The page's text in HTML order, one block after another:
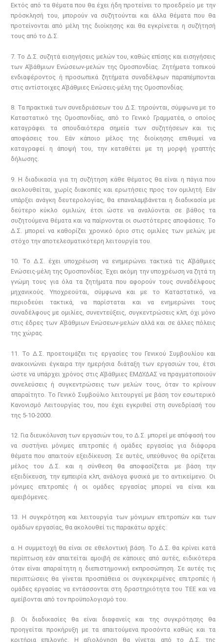
Εκτός από τα θέματα που θα έχει ήδη προτείνει το προεδρείο με την
πρόσκλησή του, μπορούν να συζητούνται και άλλα θέματα που θα
προτείνονται από μέλη της διοίκησης και θα εγκρίνεται η συζήτησή
τους από το Δ.Σ.
7. Το Δ.Σ. συζητά εισηγήσεις μελών του, καθώς επίσης και εισηγήσεις
των Α’βάθμιων Ενώσεων-μελών της Ομοσπονδίας. Ζητήματα τοπικού
ενδιαφέροντος ή προσωπικά ζητήματα συναδέλφων παραπέμπονται
στις αντίστοιχες Α’βάθμιες Ενώσεις-μέλη της Ομοσπονδίας.
8. Τα πρακτικά των συνεδριάσεων του Δ.Σ. τηρούνται, σύμφωνα με το
Καταστατικό της Ομοσπονδίας, από το Γενικό Γραμματέα, ο οποίος
καταγράφει τα σπουδαιότερα σημεία των συζητήσεων και τις
αποφάσεις του. Εάν κάποιο μέλος της διοίκησης επιθυμεί να
καταγραφεί η άποψή του, την καταθέτει με τη μορφή γραπτής
δήλωσης.
9. Η διαδικασία για τη συζήτηση κάθε θέματος θα είναι η πάγια που
ακολουθείται, χωρίς διακοπές και ερωτήσεις προς τον ομιλητή. Εάν
υπάρξει ανάγκη δευτερολογίας, θα επαναλαμβάνεται η διαδικασία με
δεύτερο κύκλο ομιλιών, έτσι ώστε να αναλύονται σε βάθος τα
συζητούμενα θέματα και να παίρνονται οι σωστότερες αποφάσεις. Το
Δ.Σ. μπορεί να καθορίζει χρονικό όριο στις ομιλίες των μελών, με
στόχο την αποτελεσματικότερη λειτουργία του.
10. Το Δ.Σ. έχει υποχρέωση να ενημερώνει τακτικά τις Α’βάθμιες
Ενώσεις-μέλη της Ομοσπονδίας. Έχει ακόμη την υποχρέωση να ζητά τη
γνώμη τους για όλα τα ζητήματα που αφορούν τους συναδέλφους
μηχανικούς. Υποχρεούται, σύμφωνα και με το Καταστατικό, να
περιοδεύει τακτικά, να παρίσταται και να ενημερώνει τους
συναδέλφους με ομιλίες, συνεντεύξεις, συγκεντρώσεις κλπ, όχι μόνο
στις έδρες των Α’βάθμιων Ενώσεων-μελών αλλά και σε άλλες πόλεις
της χώρας.
11. Το Δ.Σ. προετοιμάζει τις εργασίες του Γενικού Συμβουλίου και
ανακοινώνει έγκαιρα την ημερήσια διάταξη των εργασιών του, έτσι
ώστε να υπάρχει χρόνος στις Α’βάθμιες ΕΜΔΥΔΑΣ να πραγματοποιούν
συνελεύσεις ή συγκεντρώσεις των μελών τους, όταν το κρίνουν
απαραίτητο. Το Γενικό Συμβούλιο λειτουργεί με βάση τον εσωτερικό
Κανονισμό Λειτουργίας του, που έχει εγκριθεί στη συνεδρίασή του
της 5-10-2000.
12. Για διευκόλυνση των εργασιών του, το Δ.Σ. μπορεί με απόφασή του
να συστήνει μόνιμες επιτροπές ή ομάδες εργασίας για διάφορα
θέματα που απαιτούν εξειδίκευση. Σε αυτές, υπεύθυνος θα ορίζεται
μέλος του Δ.Σ. και η σύνθεση θα αποφασίζεται με βάση την
εξειδίκευση, την εμπειρία κλπ, ανάλογα φυσικά με το αντικείμενο. Οι
μόνιμες επιτροπές ή οι ομάδες εργασίας μπορεί να είναι και
αμειβόμενες.
13. Η συγκρότηση και λειτουργία των μόνιμων επιτροπών και των
ομάδων εργασίας, θα ακολουθεί τις παρακάτω αρχές:
α. Η συμμετοχή θα είναι σε εθελοντική βάση. Το Δ.Σ. θα κρίνει κατά
περίπτωση εάν απαιτείται αμοιβή σε κάποιες από αυτές, ειδικότερα
όταν είναι απαραίτητη η διεπιστημονική εκπροσώπηση. Σε αυτές τις
περιπτώσεις θα γίνεται προσπάθεια οι συγκεκριμένες επιτροπές ή
ομάδες εργασίας να εντάσσονται στη δραστηριότητα του ΤΕΕ και να
αμείβονται από τον προϋπολογισμό του.
β. Οι διαδικασίες θα είναι διαφανείς και της συγκρότησης θα
προηγείται προκήρυξη με τα απαιτούμενα προσόντα καθώς και τα
κριτήρια επιλογής. Η αξιολόγηση θα γίνεται από το Δ.Σ. της